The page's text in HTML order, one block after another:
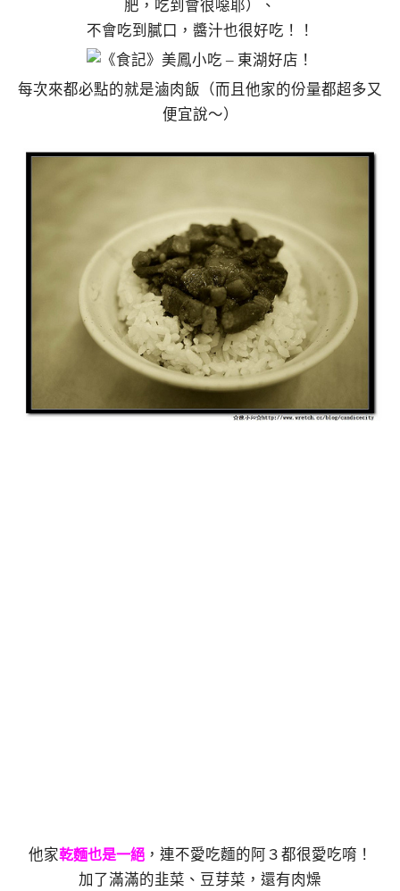
肥，吃到會很噁耶）、
不會吃到膩口，醬汁也很好吃！！
每次來都必點的就是滷肉飯（而且他家的份量都超多又
便宜說～）
他家乾麵也是一絕，連不愛吃麵的阿３都很愛吃唷！
加了滿滿的韭菜、豆芽菜，還有肉燥